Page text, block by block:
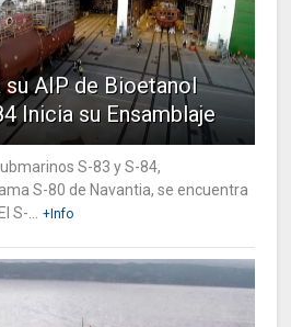
su AIP de Bioetanol
Inicia su Ensamblaje
S-83 y S-84,
S-80 de Navantia, se encuentra
S-...
+Info